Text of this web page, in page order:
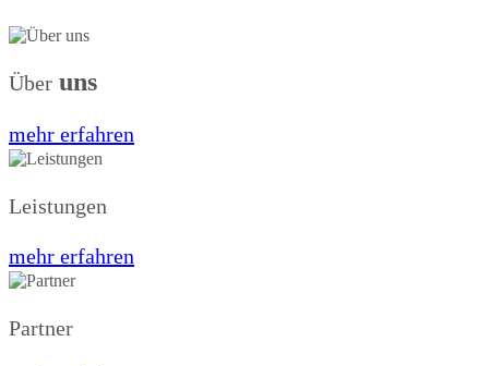
Über uns
mehr erfahren
Leistungen
mehr erfahren
Partner